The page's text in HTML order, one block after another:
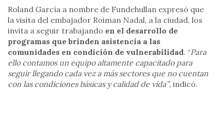
Roland García a nombre de Fundehullan expresó que
la visita del embajador Roiman Nadal, a la ciudad, los
invita a seguir trabajando en el desarrollo de
programas que brinden asistencia a las
comunidades en condición de vulnerabilidad. “Para
ello contamos un equipo altamente capacitado para
seguir llegando cada vez a más sectores que no cuentan
con las condiciones básicas y calidad de vida”, indicó.